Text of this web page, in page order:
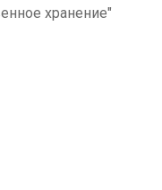
хранение"